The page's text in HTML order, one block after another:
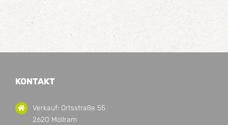
KONTAKT
Verkauf: Ortsstraße 55
2620 Mollram